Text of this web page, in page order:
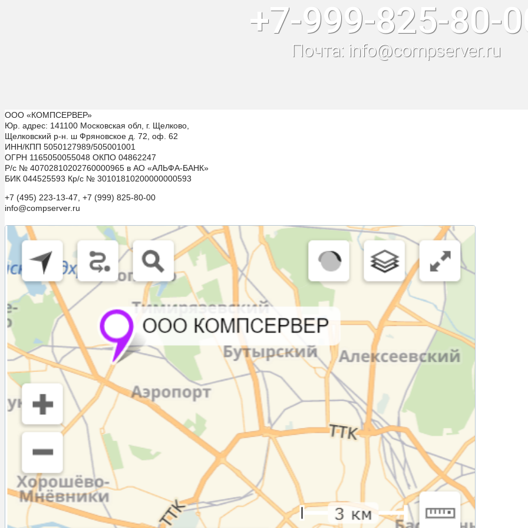
+7-999-825-80-
Почта: info@compserver.ru
ООО «КОМПСЕРВЕР»
Юр. адрес: 141100 Московская обл, г. Щелково,
Щелковский р-н. ш Фряновское д. 72, оф. 62
ИНН/КПП 5050127989/505001001
ОГРН 1165050055048 ОКПО 04862247
Р/с № 40702810202760000965 в АО «АЛЬФА-БАНК»
БИК 044525593 Кр/с № 30101810200000000593
+7 (495) 223-13-47, +7 (999) 825-80-00
info@compserver.ru